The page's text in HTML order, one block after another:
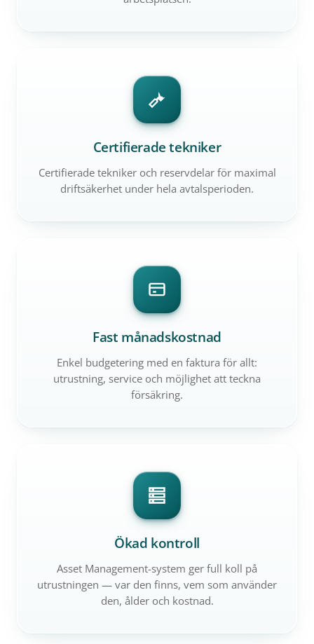
Certifierade tekniker
Certifierade tekniker och reservdelar för maximal
driftsäkerhet under hela avtalsperioden.
Fast månadskostnad
Enkel budgetering med en faktura för allt:
utrustning, service och möjlighet att teckna
försäkring.
Ökad kontroll
Asset Management-system ger full koll på
utrustningen — var den finns, vem som använder
den, ålder och kostnad.